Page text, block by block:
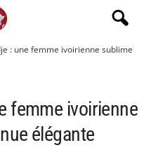
: une femme ivoirienne sublime
femme ivoirienne
élégante